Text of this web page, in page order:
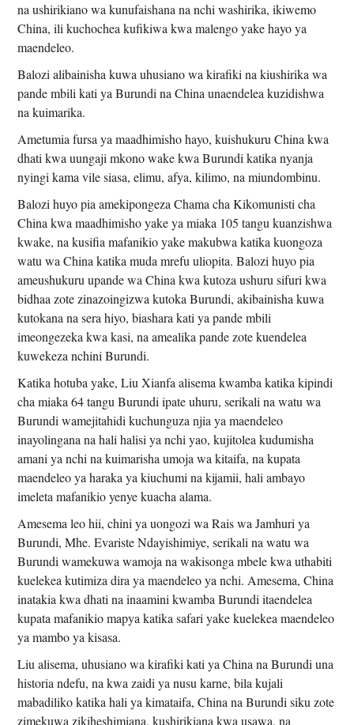
na ushirikiano wa kunufaishana na nchi washirika, ikiwemo
China, ili kuchochea kufikiwa kwa malengo yake hayo ya
maendeleo.
Balozi alibainisha kuwa uhusiano wa kirafiki na kiushirika wa
pande mbili kati ya Burundi na China unaendelea kuzidishwa
na kuimarika.
Ametumia fursa ya maadhimisho hayo, kuishukuru China kwa
dhati kwa uungaji mkono wake kwa Burundi katika nyanja
nyingi kama vile siasa, elimu, afya, kilimo, na miundombinu.
Balozi huyo pia amekipongeza Chama cha Kikomunisti cha
China kwa maadhimisho yake ya miaka 105 tangu kuanzishwa
kwake, na kusifia mafanikio yake makubwa katika kuongoza
watu wa China katika muda mrefu uliopita. Balozi huyo pia
ameushukuru upande wa China kwa kutoza ushuru sifuri kwa
bidhaa zote zinazoingizwa kutoka Burundi, akibainisha kuwa
kutokana na sera hiyo, biashara kati ya pande mbili
imeongezeka kwa kasi, na amealika pande zote kuendelea
kuwekeza nchini Burundi.
Katika hotuba yake, Liu Xianfa alisema kwamba katika kipindi
cha miaka 64 tangu Burundi ipate uhuru, serikali na watu wa
Burundi wamejitahidi kuchunguza njia ya maendeleo
inayolingana na hali halisi ya nchi yao, kujitolea kudumisha
amani ya nchi na kuimarisha umoja wa kitaifa, na kupata
maendeleo ya haraka ya kiuchumi na kijamii, hali ambayo
imeleta mafanikio yenye kuacha alama.
Amesema leo hii, chini ya uongozi wa Rais wa Jamhuri ya
Burundi, Mhe. Evariste Ndayishimiye, serikali na watu wa
Burundi wamekuwa wamoja na wakisonga mbele kwa uthabiti
kuelekea kutimiza dira ya maendeleo ya nchi. Amesema, China
inatakia kwa dhati na inaamini kwamba Burundi itaendelea
kupata mafanikio mapya katika safari yake kuelekea maendeleo
ya mambo ya kisasa.
Liu alisema, uhusiano wa kirafiki kati ya China na Burundi una
historia ndefu, na kwa zaidi ya nusu karne, bila kujali
mabadiliko katika hali ya kimataifa, China na Burundi siku zote
zimekuwa zikiheshimiana, kushirikiana kwa usawa, na